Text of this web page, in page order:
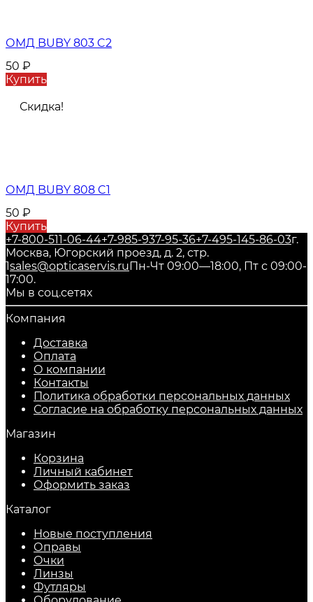
ОМД BUBY 803 C2
50 ₽
Купить
Скидка!
ОМД BUBY 808 C1
50 ₽
Купить
+7-800-511-06-44+7-985-937-95-36+7-495-145-86-03г.
Москва, Югорский проезд, д. 2, стр.
1sales@opticaservis.ruПн-Чт 09:00—18:00, Пт с 09:00-
17:00.
Мы в соц.сетях
Компания
Доставка
Оплата
О компании
Контакты
Политика обработки персональных данных
Согласие на обработку персональных данных
Магазин
Корзина
Личный кабинет
Оформить заказ
Каталог
Новые поступления
Оправы
Очки
Линзы
Футляры